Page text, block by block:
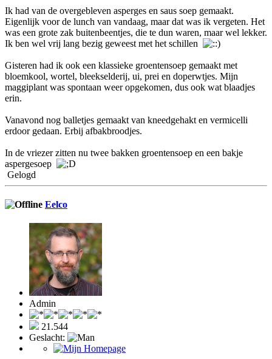
Ik had van de overgebleven asperges en saus soep gemaakt.
Eigenlijk voor de lunch van vandaag, maar dat was ik vergeten. Het
was een grote zak buitenbeentjes, die te dun waren, maar wel lekker.
Ik ben wel vrij lang bezig geweest met het schillen
Gisteren had ik ook een klassieke groentensoep gemaakt met
bloemkool, wortel, bleekselderij, ui, prei en doperwtjes. Mijn
maggiplant was spontaan weer opgekomen, dus ook wat blaadjes
erin.
Vanavond nog balletjes gemaakt van kneedgehakt en vermicelli
erdoor gedaan. Erbij afbakbroodjes.
In de vriezer zitten nu twee bakken groentensoep en een bakje
aspergesoep
Gelogd
Eelco
Admin
21.544
Geslacht: